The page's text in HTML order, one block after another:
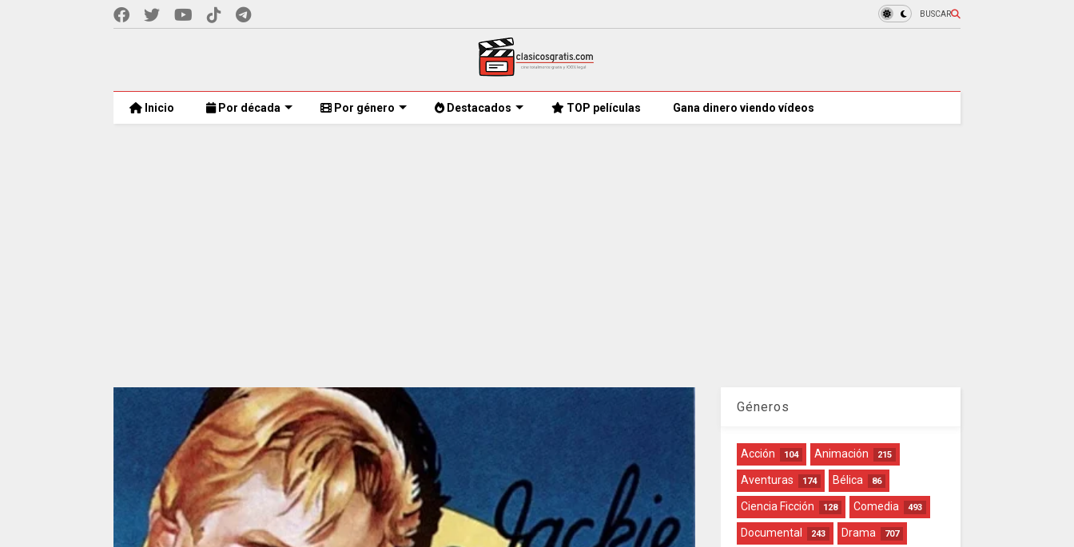
BUSCAR
Inicio Por década Por género Destacados TOP películas Gana dinero viendo vídeos
Géneros
Acción 104 Animación 215
Aventuras 174 Bélica 86
Ciencia Ficción 128 Comedia 493
Documental 243 Drama 707